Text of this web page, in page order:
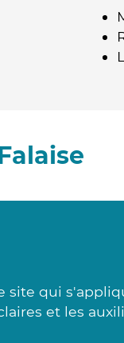
site qui
et les